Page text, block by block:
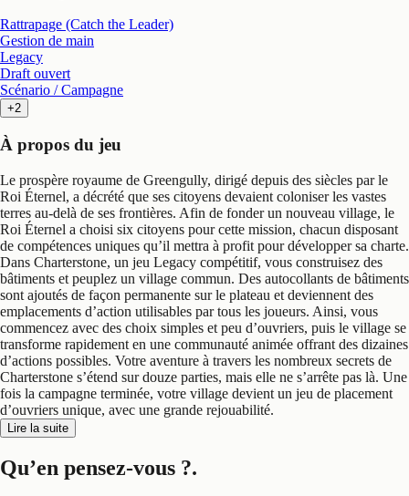
Rattrapage (Catch the Leader)
Gestion de main
Legacy
Draft ouvert
Scénario / Campagne
+2
À propos du jeu
Le prospère royaume de Greengully, dirigé depuis des siècles par le
Roi Éternel, a décrété que ses citoyens devaient coloniser les vastes
terres au-delà de ses frontières. Afin de fonder un nouveau village, le
Roi Éternel a choisi six citoyens pour cette mission, chacun disposant
de compétences uniques qu’il mettra à profit pour développer sa charte.
Dans Charterstone, un jeu Legacy compétitif, vous construisez des
bâtiments et peuplez un village commun. Des autocollants de bâtiments
sont ajoutés de façon permanente sur le plateau et deviennent des
emplacements d’action utilisables par tous les joueurs. Ainsi, vous
commencez avec des choix simples et peu d’ouvriers, puis le village se
transforme rapidement en une communauté animée offrant des dizaines
d’actions possibles. Votre aventure à travers les nombreux secrets de
Charterstone s’étend sur douze parties, mais elle ne s’arrête pas là. Une
fois la campagne terminée, votre village devient un jeu de placement
d’ouvriers unique, avec une grande rejouabilité.
Lire la suite
Qu’en pensez-vous ?.